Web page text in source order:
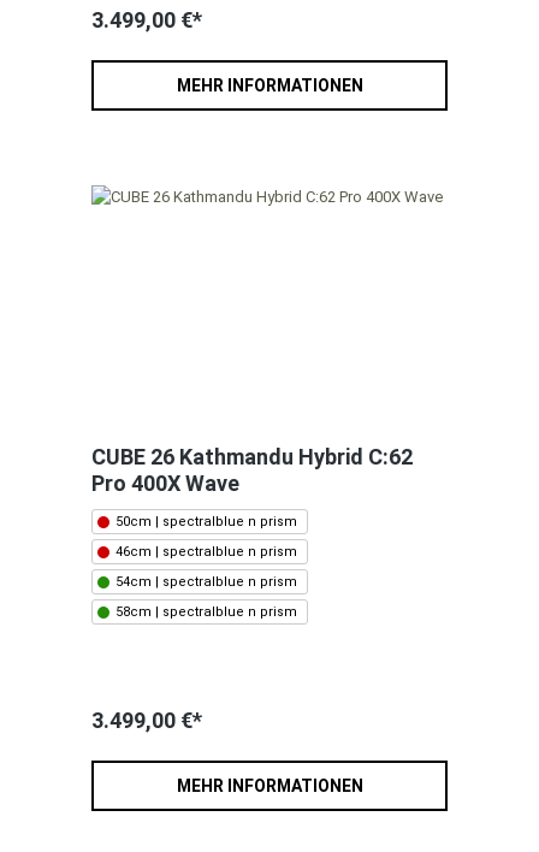
3.499,00 €*
MEHR INFORMATIONEN
CUBE 26 Kathmandu Hybrid C:62
Pro 400X Wave
50cm | spectralblue n prism
46cm | spectralblue n prism
54cm | spectralblue n prism
58cm | spectralblue n prism
3.499,00 €*
MEHR INFORMATIONEN